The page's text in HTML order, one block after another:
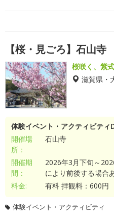
【桜・見ごろ】石山寺
桜咲く、紫
滋賀県・
体験イベント・アクティビティ
開催場
所：
石山寺
開催期
間：
2026年3月下旬～
により前後する場合
料金:
有料 拝観料：600円
体験イベント・アクティビティ